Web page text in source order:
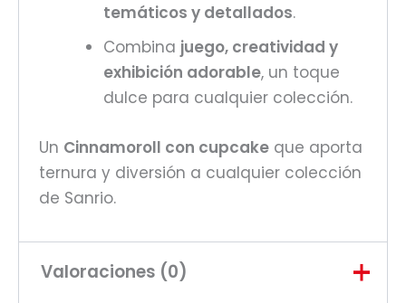
temáticos y detallados.
Combina juego, creatividad y
exhibición adorable, un toque
dulce para cualquier colección.
Un Cinnamoroll con cupcake que aporta
ternura y diversión a cualquier colección
de Sanrio.
Valoraciones (0)